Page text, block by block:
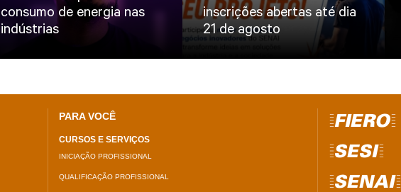
consumo de energia nas
indústrias
inscrições abertas até dia
21 de agosto
PARA VOCÊ
CURSOS E SERVIÇOS
INICIAÇÃO PROFISSIONAL
QUALIFICAÇÃO PROFISSIONAL
=FIERO=
=SESI=
=SENAI=